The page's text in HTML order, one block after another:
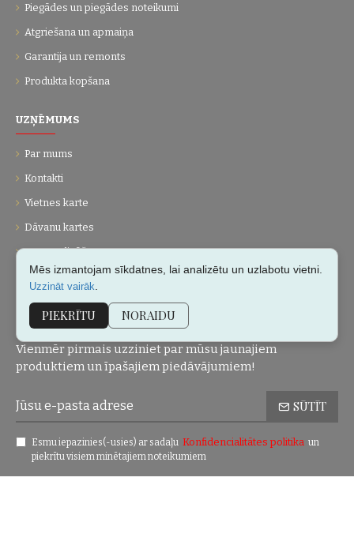
Piegādes un piegādes noteikumi
Atgriešana un apmaiņa
Garantija un remonts
Produkta kopšana
UZŅĒMUMS
Par mums
Kontakti
Vietnes karte
Dāvanu kartes
Personalizēšana
Klientu apkalpošana
JAUNUMI!
Vienmēr pirmais uzziniet par mūsu jaunajiem
produktiem un īpašajiem piedāvājumiem!
SŪTĪT
Esmu iepazinies(-usies) ar sadaļu Konfidencialitātes politika un
piekrītu visiem minētajiem noteikumiem
Mēs izmantojam sīkdatnes, lai analizētu un uzlabotu vietni.
Uzzināt vairāk
PIEKRĪTU NORAIDU